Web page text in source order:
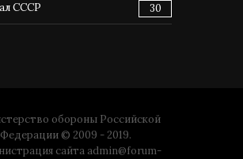
СССР 30
обороны Российской
Федерации © 2009 - 2019.
сайта admin@forum-